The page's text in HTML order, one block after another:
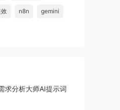
n8n gemini
求分析大师AI提示词